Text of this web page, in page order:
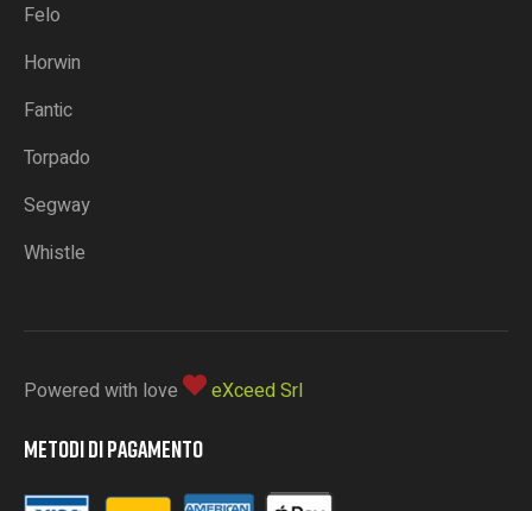
Felo
Horwin
Fantic
Torpado
Segway
Whistle
Powered with love
eXceed Srl
METODI DI PAGAMENTO